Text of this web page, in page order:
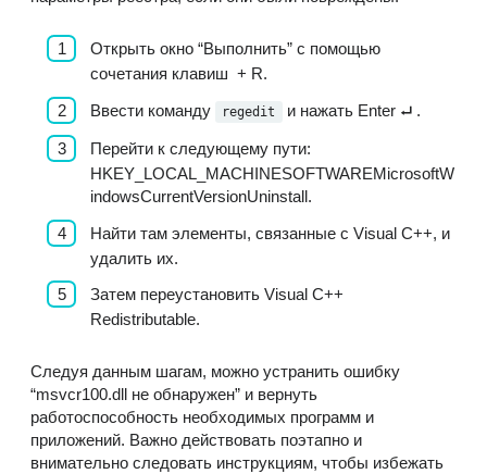
Открыть окно “Выполнить” с помощью
сочетания клавиш ⁣⁣⁣ + R.
Ввести команду
regedit и нажать Enter ⮠ ⁣.
Перейти к следующему пути:
HKEY_LOCAL_MACHINESOFTWAREMicrosoftW
indowsCurrentVersionUninstall.
Найти там элементы, связанные с Visual C++, и
удалить их.
Затем переустановить Visual C++
Redistributable.
Следуя данным шагам, можно устранить ошибку
“msvcr100.dll не обнаружен” и вернуть
работоспособность необходимых программ и
приложений. Важно действовать поэтапно и
внимательно следовать инструкциям, чтобы избежать